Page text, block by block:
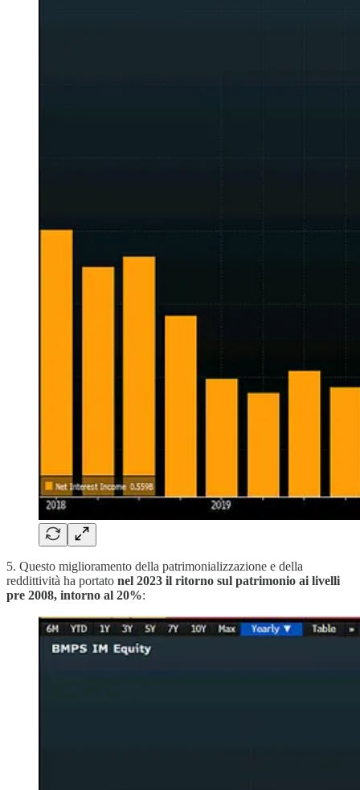
5. Questo miglioramento della patrimonializzazione e della
reddittività ha portato nel 2023 il ritorno sul patrimonio ai livelli
pre 2008, intorno al 20%: